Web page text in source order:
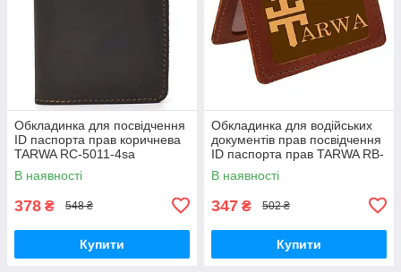
Обкладинка для посвідчення
ID паспорта прав коричнева
TARWA RC-5011-4sa
В наявності
378 ₴ 548 ₴
Купити
Обкладинка для водійських
документів прав посвідчення
ID паспорта прав TARWA RB-
5511-4sa
В наявності
347 ₴ 502 ₴
Купити